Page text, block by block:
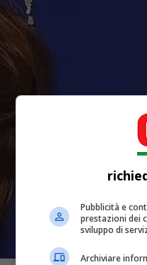
Pubblicità e
prestazioni dei
sviluppo di
Archiviare